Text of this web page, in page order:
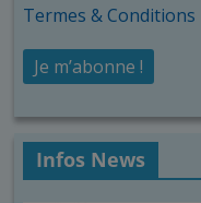
Termes & Conditions
Infos News